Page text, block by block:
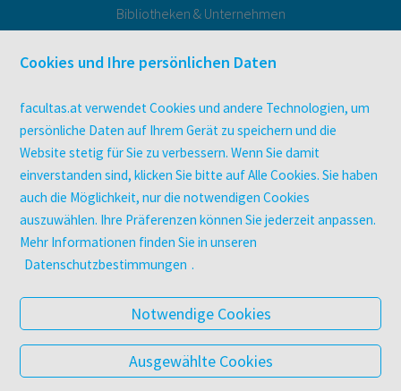
Bibliotheken & Unternehmen
facultas Bindeservice
Druckerei facultas druckt.
Zeitschriften
Digitale Angebote
UNTERNEHMEN
Über facultas
facultas Kooperationen
Datenschutz & Cookies
AGB
Barrierefreiheit
Cookies und Ihre persönlichen Daten
facultas.at verwendet Cookies und andere Technologien, um
persönliche Daten auf Ihrem Gerät zu speichern und die
Website stetig für Sie zu verbessern. Wenn Sie damit
einverstanden sind, klicken Sie bitte auf Alle Cookies. Sie haben
auch die Möglichkeit, nur die notwendigen Cookies
auszuwählen. Ihre Präferenzen können Sie jederzeit anpassen.
Mehr Informationen finden Sie in unseren
Datenschutzbestimmungen .
Notwendige Cookies
Ausgewählte Cookies